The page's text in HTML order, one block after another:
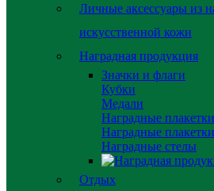
Личные аксессуары из
искусственной кожи
Наградная продукция
Значки и флаги
Кубки
Медали
Наградные плакетки
Наградные
Наградные стелы
Отдых